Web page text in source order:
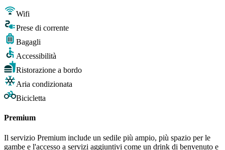
Wifi
Prese di corrente
Bagagli
Accessibilità
Ristorazione a bordo
Aria condizionata
Bicicletta
Premium
Il servizio Premium include un sedile più ampio, più spazio per le
gambe e l'accesso a servizi aggiuntivi come un drink di benvenuto e